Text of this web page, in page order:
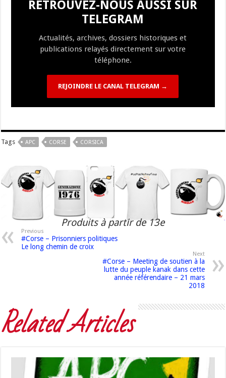
o
m h
at
n n
r
t
er
RETROUVEZ-NOUS AUSSI SUR
TELEGRAM
Actualités, archives, dossiers historiques et
publications relayés directement sur votre
téléphone.
REJOINDRE LE CANAL TELEGRAM →
Tags APC CORSE CORSICA
Produits à partir de 13e
Previous
#Corse – Prisonniers politiques
Le long chemin de croix
Next
#Corse – Meeting de soutien à la
lutte du peuple kanak dans cette
année référendaire – 21 mars
2018
Related Articles